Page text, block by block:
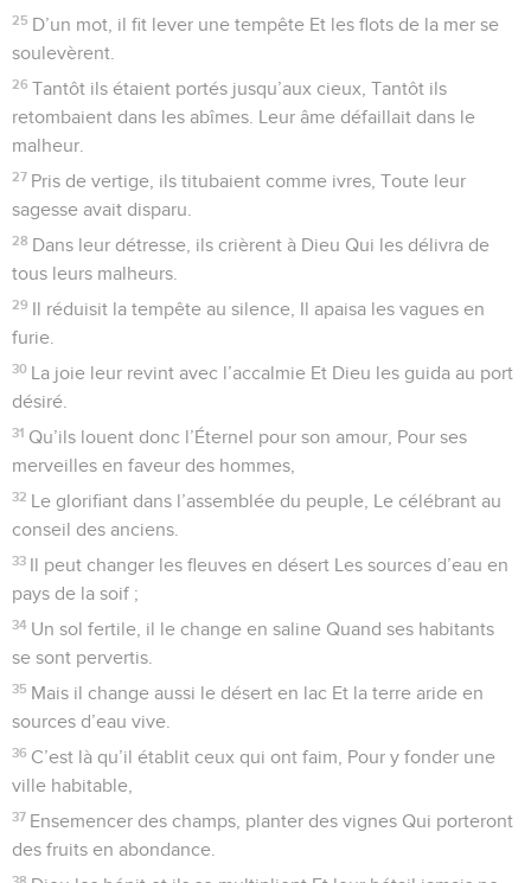
25 D’un mot, il fit lever une tempête Et les flots de la mer se
soulevèrent.
26 Tantôt ils étaient portés jusqu’aux cieux, Tantôt ils
retombaient dans les abîmes. Leur âme défaillait dans le
malheur.
27 Pris de vertige, ils titubaient comme ivres, Toute leur
sagesse avait disparu.
28 Dans leur détresse, ils crièrent à Dieu Qui les délivra de
tous leurs malheurs.
29 Il réduisit la tempête au silence, Il apaisa les vagues en
furie.
30 La joie leur revint avec l’accalmie Et Dieu les guida au port
désiré.
31 Qu’ils louent donc l’Éternel pour son amour, Pour ses
merveilles en faveur des hommes,
32 Le glorifiant dans l’assemblée du peuple, Le célébrant au
conseil des anciens.
33 Il peut changer les fleuves en désert Les sources d’eau en
pays de la soif ;
34 Un sol fertile, il le change en saline Quand ses habitants
se sont pervertis.
35 Mais il change aussi le désert en lac Et la terre aride en
sources d’eau vive.
36 C’est là qu’il établit ceux qui ont faim, Pour y fonder une
ville habitable,
37 Ensemencer des champs, planter des vignes Qui porteront
des fruits en abondance.
38